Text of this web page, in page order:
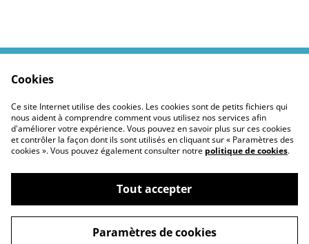
Politiques Site
Confidentialité des
cookies
©2026Moustickat Cie
powered by
Cookies
Ce site Internet utilise des cookies. Les cookies sont de petits fichiers qui
nous aident à comprendre comment vous utilisez nos services afin
d'améliorer votre expérience. Vous pouvez en savoir plus sur ces cookies
et contrôler la façon dont ils sont utilisés en cliquant sur « Paramètres des
cookies ». Vous pouvez également consulter notre politique de cookies.
Tout accepter
Paramètres de cookies